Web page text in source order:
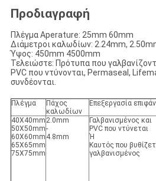
Προδιαγραφή
Πλέγμα Aperature: 25mm 60mm
Διάμετροι καλωδίων: 2.24mm,
Ύψος: 450mm 4500mm
Τελειώστε: Πρότυπα που
PVC που ντύνονται, Permaseal,
συνδέονται.
Πλέγμα
Πάχος
καλωδίων
Επεξεργασία
40X40mm
50X50mm
60X60mm
65X65mm
75X75mm
2.0mm
-
4.8mm
Γαλβανισμένος και
PVC που ντύνεται
Ή
Καυτός που
γαλβανισμένος